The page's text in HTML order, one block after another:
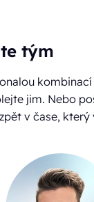
tým
kombinací
jim. Nebo
v čase, který